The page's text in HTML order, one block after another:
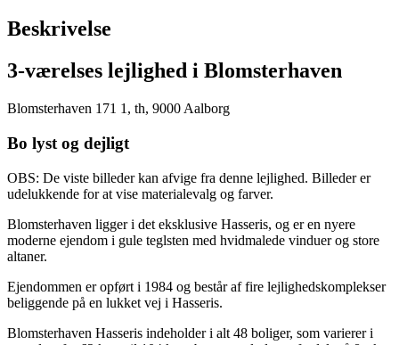
Beskrivelse
3-værelses lejlighed i Blomsterhaven
Blomsterhaven 171 1, th, 9000 Aalborg
Bo lyst og dejligt
OBS: De viste billeder kan afvige fra denne lejlighed. Billeder er
udelukkende for at vise materialevalg og farver.
Blomsterhaven ligger i det eksklusive Hasseris, og er en nyere
moderne ejendom i gule teglsten med hvidmalede vinduer og store
altaner.
Ejendommen er opført i 1984 og består af fire lejlighedskomplekser
beliggende på en lukket vej i Hasseris.
Blomsterhaven Hasseris indeholder i alt 48 boliger, som varierer i